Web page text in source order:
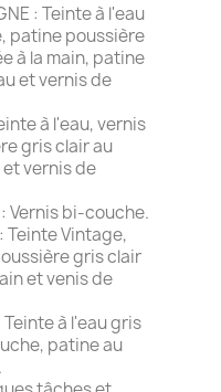
: Teinte à l'eau
patine poussière
à la main, patine
et vernis de
à l'eau, vernis
gris clair au
vernis de
: Vernis bi-couche.
: Teinte Vintage,
gris clair
et venis de
Teinte à l'eau gris
patine au